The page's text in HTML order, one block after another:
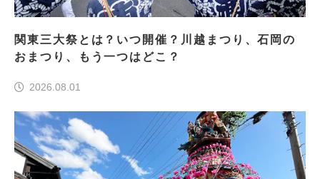
関東三大祭とは？いつ開催？川越まつり、石岡の
おまつり、もう一つはどこ？
2026.08.01